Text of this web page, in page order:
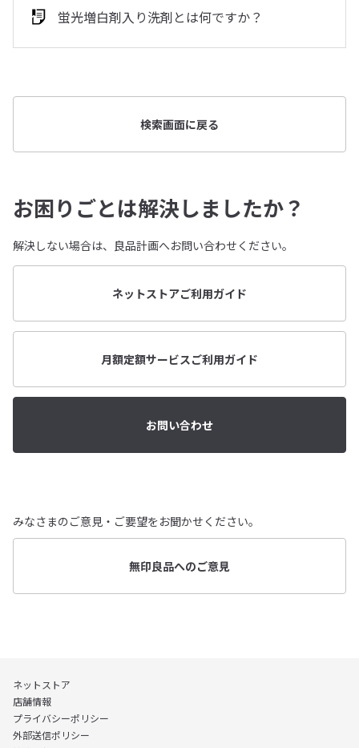
蛍光増白剤入り洗剤とは何ですか？
検索画面に戻る
お困りごとは解決しましたか？
解決しない場合は、良品計画へお問い合わせください。
ネットストアご利用ガイド
月額定額サービスご利用ガイド
お問い合わせ
みなさまのご意見・ご要望をお聞かせください。
無印良品へのご意見
ネットストア
店舗情報
プライバシーポリシー
外部送信ポリシー